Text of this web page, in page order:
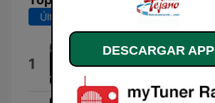
Últimos 7 días Últimos 30 días
1 Nunca Olvidare
DESCARGAR APP